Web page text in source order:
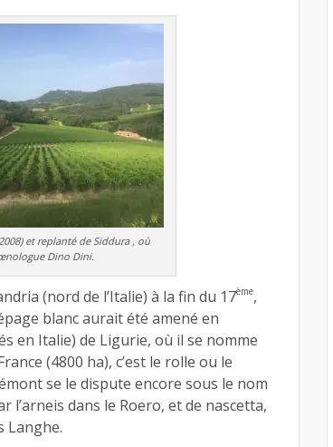
et replanté de Siddura , où
Dino Dini.
(nord de l’Italie) à la fin du 17ème,
blanc aurait été amené en
en Italie) de Ligurie, où il se nomme
(4800 ha), c’est le rolle ou le
se le dispute encore sous le nom
l’arneis dans le Roero, et de nascetta,
Langhe.